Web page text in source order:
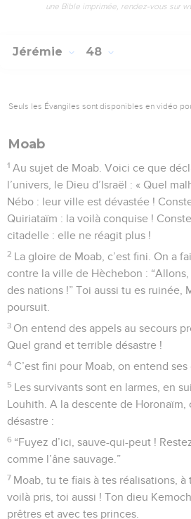
une Bible imprimée, rendez-vous sur
Jérémie 48
Seuls les Évangiles sont disponibles en vidéo
Moab
1 Au sujet de Moab. Voici ce que
l’univers, le Dieu d’Israël : « Quel
Nébo : leur ville est dévastée !
Quiriataïm : la voilà conquise !
citadelle : elle ne réagit plus !
2 La gloire de Moab, c’est fini. On a
contre la ville de Hèchebon :
des nations !” Toi aussi tu es ruinée,
poursuit.
3 On entend des appels au secours
Quel grand et terrible désastre !
4 C’est fini pour Moab, on entend ses
5 Les survivants sont en larmes, en
Louhith. A la descente de Horonaïm,
désastre :
6 “Fuyez d’ici, sauve-qui-peut !
comme l’âne sauvage.”
7 Moab, tu te fiais à tes réalisations, à
voilà pris, toi aussi ! Ton dieu
prêtres et avec tes princes.